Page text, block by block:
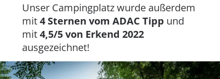
Unser Campingplatz wurde außerdem
mit4 Sternen vom ADAC Tipp und
mit4,5/5 von Erkend 2022
ausgezeichnet!